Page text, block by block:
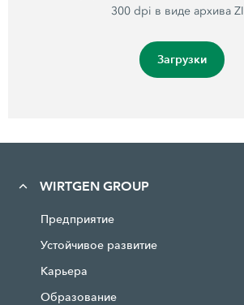
300 dpi в виде архива
Загрузки
WIRTGEN GROUP
Предприятие
Устойчивое развитие
Карьера
Образование